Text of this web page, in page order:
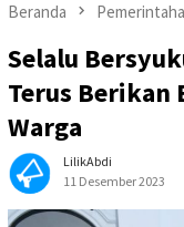
Beranda
Selalu
Terus Berikan
Warga
LilikAbdi
11 Desember 2023